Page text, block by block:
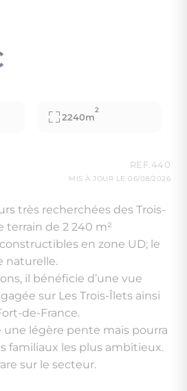
2240m
2
REF.440
MIS À JOUR LE 06/08/2026
très recherchées des Trois-
terrain de 2 240 m²
en zone UD; le
naturelle.
il bénéficie d’une vue
sur Les Trois-Îlets ainsi
de-France.
une légère pente mais pourra
familiaux les plus ambitieux.
sur le secteur.